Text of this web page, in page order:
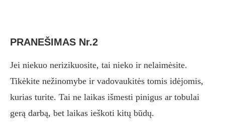
PRANEŠIMAS Nr.2
Jei niekuo nerizikuosite, tai nieko ir nelaimėsite.
Tikėkite nežinomybe ir vadovaukitės tomis idėjomis,
kurias turite. Tai ne laikas išmesti pinigus ar tobulai
gerą darbą, bet laikas ieškoti kitų būdų.